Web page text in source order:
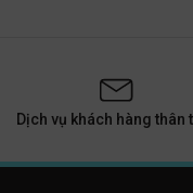
Dịch vụ khách hàng thân